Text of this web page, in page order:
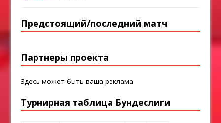
Предстоящий/последний матч
Партнеры проекта
Здесь может быть ваша реклама
Турнирная таблица Бундеслиги